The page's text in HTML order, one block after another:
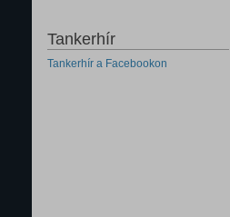
Tankerhír
Tankerhír a Facebookon